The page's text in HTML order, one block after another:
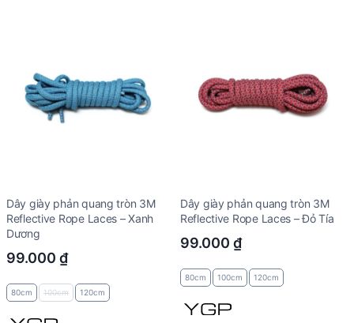
Dây giày phản quang tròn 3M
Reflective Rope Laces – Xanh
Dương
99.000 ₫
80cm 100cm 120cm
Dây giày phản quang tròn 3M
Reflective Rope Laces – Đỏ Tía
99.000 ₫
80cm 100cm 120cm